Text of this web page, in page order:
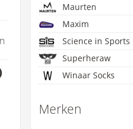
Maurten
Maxim
Science in Sports
Superheraw
Winaar Socks
Merken